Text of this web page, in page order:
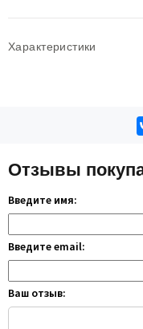
Характеристики
Отзывы
Введите имя:
Введите email:
Ваш отзыв: